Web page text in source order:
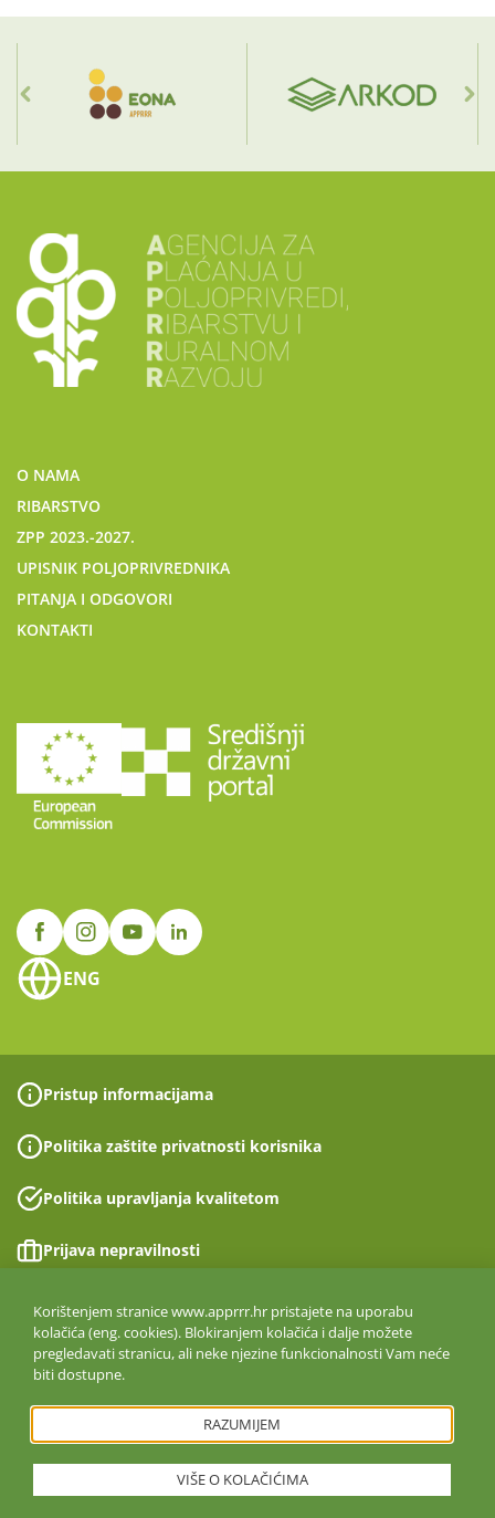
O NAMA
RIBARSTVO
ZPP 2023.-2027.
UPISNIK POLJOPRIVREDNIKA
PITANJA I ODGOVORI
KONTAKTI
ENG
Pristup informacijama
Politika zaštite privatnosti korisnika
Politika upravljanja kvalitetom
Prijava nepravilnosti
Izjava o pristupačnosti
Politika informacijske sigurnosti
ISO 27001:2022
Copyright © 2026. Agencija za plaćanja u poljoprivredi, ribarstvu i
ruralnom razvoju
Korištenjem stranice www.apprrr.hr pristajete na uporabu
kolačića (eng. cookies). Blokiranjem kolačića i dalje možete
pregledavati stranicu, ali neke njezine funkcionalnosti Vam neće
biti dostupne.
RAZUMIJEM
VIŠE O KOLAČIĆIMA